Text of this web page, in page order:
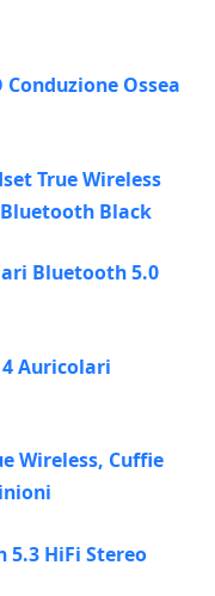
Conduzione Ossea
True Wireless
Bluetooth Black
Bluetooth 5.0
4 Auricolari
Wireless, Cuffie
5.3 HiFi Stereo